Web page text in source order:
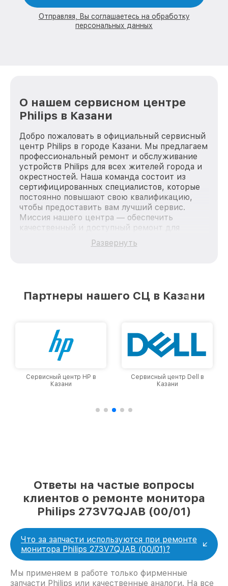
Отправляя, Вы соглашаетесь на обработку
персональных данных
О нашем сервисном центре
Philips в Казани
Добро пожаловать в официальный сервисный
центр Philips в городе Казани. Мы предлагаем
профессиональный ремонт и обслуживание
устройств Philips для всех жителей города и
окрестностей. Наша команда состоит из
сертифицированных специалистов, которые
постоянно повышают свою квалификацию,
чтобы предоставить вам лучший сервис.
Миссия нашего центра — обеспечить
качественный и доступный ремонт для
каждого пользователя продукции Philips, вне
зависимости от сложности поломки. Мы
Казани, постоянно повышая уровень доверия
Развернуть
Партнеры нашего СЦ в Казани
Сервисный центр HP в
Казани
Сервисный центр Dell в
Казани
Ответы на частые вопросы
клиентов о ремонте монитора
Philips 273V7QJAB (00/01)
Что за запчасти используются при ремонте
монитора Philips 273V7QJAB (00/01)?
Мы применяем в работе только фирменные
запчасти Philips или качественные аналоги. На все